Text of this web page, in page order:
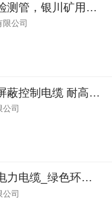
二氧化硫浓度检测管，银川矿用二氧化硫气体检测管
公司
北京销售多种屏蔽控制电缆 耐高温 耐火控制电缆
司
铜芯低烟无卤电力电缆_绿色环保电力电缆_电缆工程用电力电缆
司